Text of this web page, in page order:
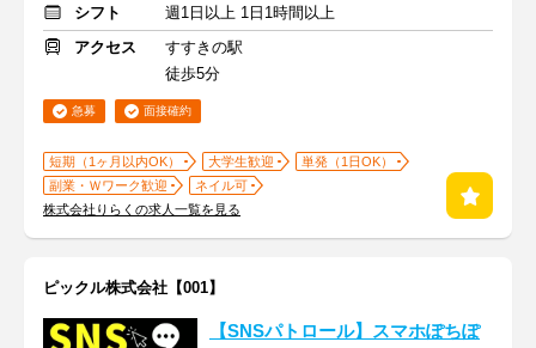
シフト
週1日以上 1日1時間以上
アクセス
すすきの駅
徒歩5分
急募 面接確約
短期（1ヶ月以内OK） 大学生歓迎
単発（1日OK）
副業・Ｗワーク歓迎
ネイル可
株式会社りらくの求人一覧を見る
ピックル株式会社【001】
【SNSパトロール】スマホぽちぽ